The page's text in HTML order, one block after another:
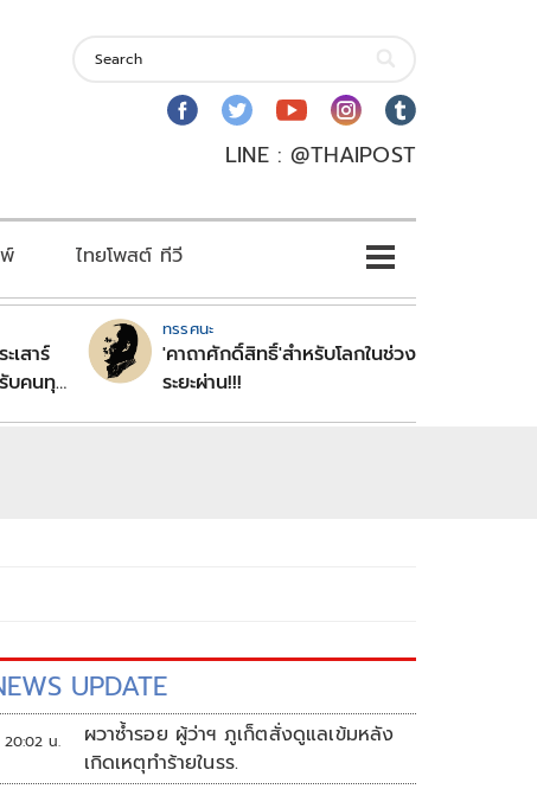
LINE : @THAIPOST
ไทยโพสต์ ทีวี
เสาร์
บคนทุก
ทรรศนะ
'คาถาศักดิ์สิทธิ์'สำหรับโลกในช่วง
ระยะผ่าน!!!
UPDATE
20:02 น.
ผวาซ้ำรอย ผู้ว่าฯ ภูเก็ตสั่งดูแลเข้มหลัง
เกิดเหตุทำร้ายในรร.